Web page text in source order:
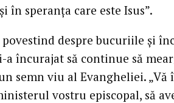
în speranța care este Isus”.
despre bucuriile și
a încurajat să continue să
semn viu al Evangheliei. „Vă
vostru episcopal, să